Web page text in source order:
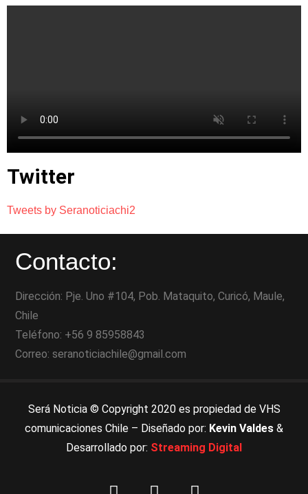
Twitter
Tweets by Seranoticiachi2
Contacto:
Dirección: Pje. Uno #104, Pob. Mataquito, Curicó, Maule,
Chile
Teléfono: +56 9 85958843
Correo: seranoticiachile@gmail.com
Será Noticia © Copyright 2020 es propiedad de VHS
comunicaciones Chile – Diseñado por: Kevin Valdes &
Desarrollado por: Streaming Digital